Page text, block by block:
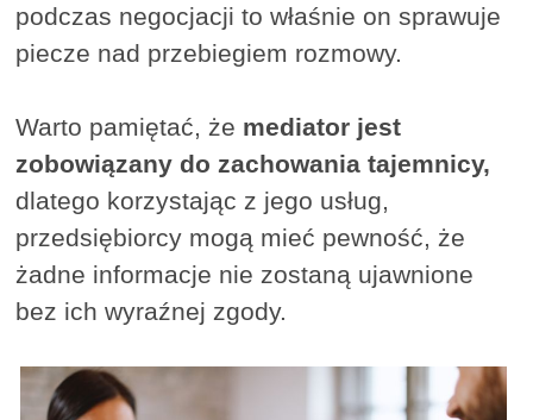
podczas negocjacji to właśnie on sprawuje
piecze nad przebiegiem rozmowy.
Warto pamiętać, że mediator jest
zobowiązany do zachowania tajemnicy,
dlatego korzystając z jego usług,
przedsiębiorcy mogą mieć pewność, że
żadne informacje nie zostaną ujawnione
bez ich wyraźnej zgody.